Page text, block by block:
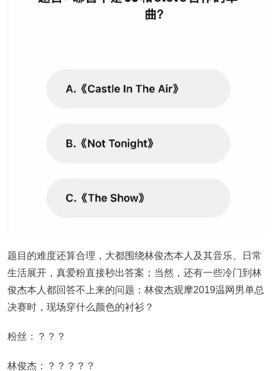
题目的难度还算合理，大都围绕林俊杰本人及其音乐、日常
生活展开，真爱粉直接秒出答案；当然，还有一些冷门到林
俊杰本人都回答不上来的问题：林俊杰观摩2019温网男单总
决赛时，现场穿什么颜色的衬衫？
粉丝：？？？
林俊杰：？？？？？